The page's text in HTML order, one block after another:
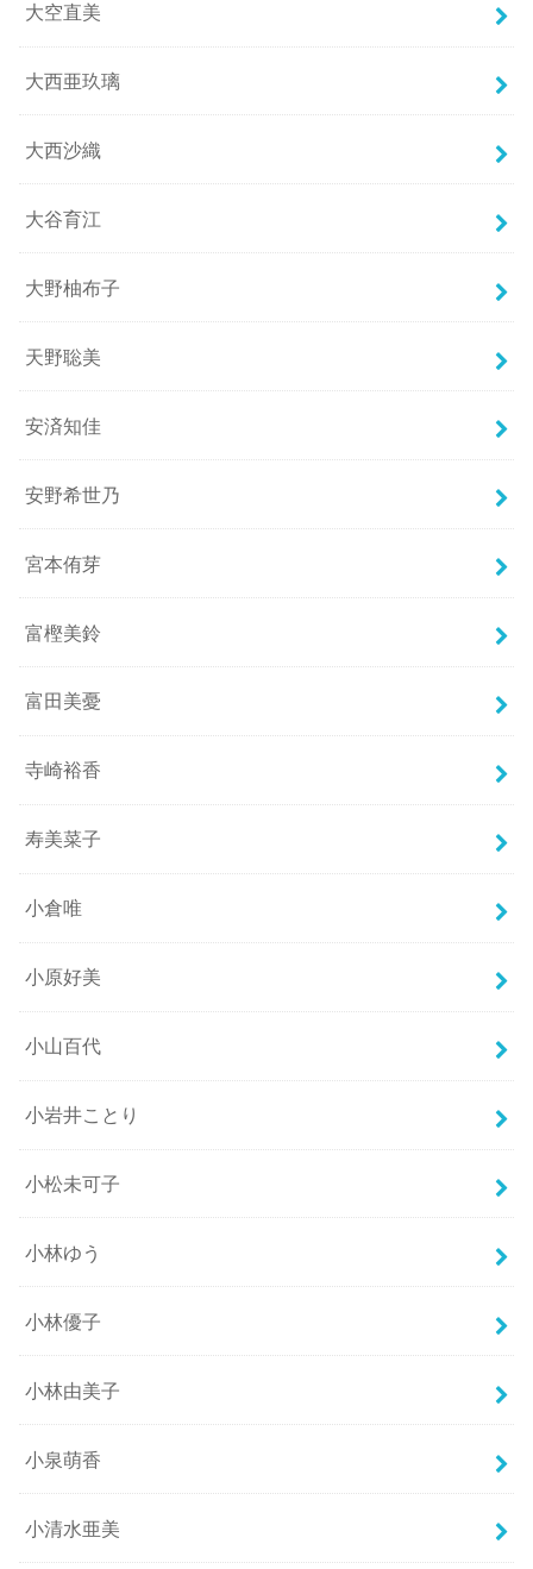
大空直美
大西亜玖璃
大西沙織
大谷育江
大野柚布子
天野聡美
安済知佳
安野希世乃
宮本侑芽
富樫美鈴
富田美憂
寺崎裕香
寿美菜子
小倉唯
小原好美
小山百代
小岩井ことり
小松未可子
小林ゆう
小林優子
小林由美子
小泉萌香
小清水亜美